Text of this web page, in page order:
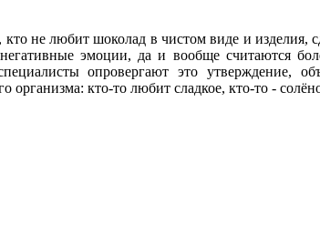
не любит шоколад в чистом виде и изделия,
эмоции, да и вообще считаются
опровергают это утверждение,
организма: кто-то любит сладкое, кто-то -